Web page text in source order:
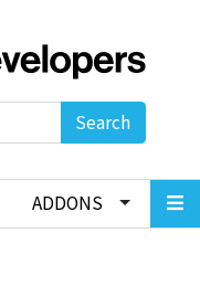
Search
ADDONS